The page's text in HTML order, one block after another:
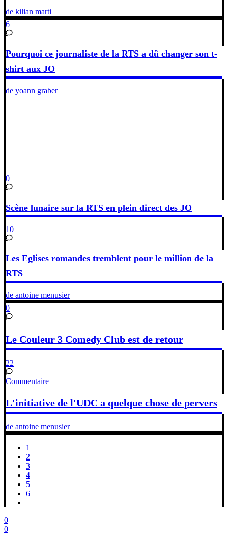
de kilian marti
6
Pourquoi ce journaliste de la RTS a dû changer son t-
shirt aux JO
de yoann graber
0
Scène lunaire sur la RTS en plein direct des JO
10
Les Eglises romandes tremblent pour le million de la
RTS
de antoine menusier
0
Le Couleur 3 Comedy Club est de retour
22
Commentaire
L'initiative de l'UDC a quelque chose de pervers
de antoine menusier
1
2
3
4
5
6
0
0